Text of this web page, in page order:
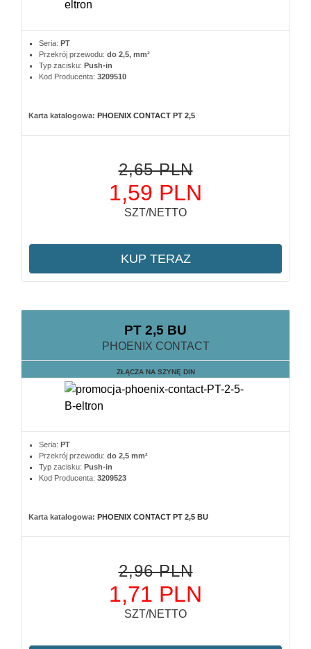
Seria: PT
Przekrój przewodu: do 2,5, mm²
Typ zacisku: Push-in
Kod Producenta: 3209510
Karta katalogowa: PHOENIX CONTACT PT 2,5
2,65 PLN
1,59 PLN
SZT/NETTO
KUP TERAZ
PT 2,5 BU
PHOENIX CONTACT
ZŁĄCZA NA SZYNĘ DIN
Seria: PT
Przekrój przewodu: do 2,5 mm²
Typ zacisku: Push-in
Kod Producenta: 3209523
Karta katalogowa: PHOENIX CONTACT PT 2,5 BU
2,96 PLN
1,71 PLN
SZT/NETTO